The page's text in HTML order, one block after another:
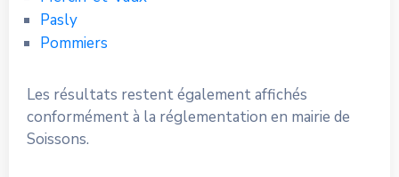
Pasly
Pommiers
Les résultats restent également affichés
conformément à la réglementation en mairie de
Soissons.